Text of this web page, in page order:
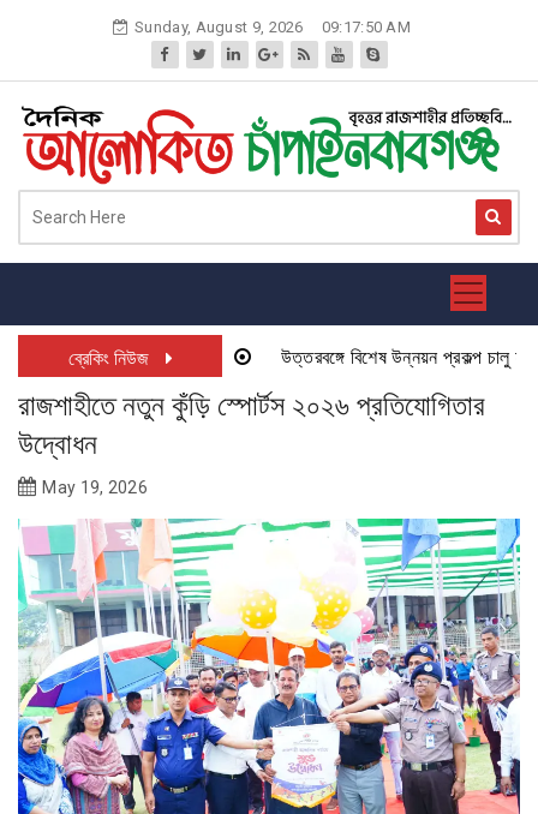
Sunday, August 9, 2026 09:17:50 AM
ব্রেকিং নিউজ উত্তরবঙ্গে বিশেষ উন্নয়ন প্রকল্প চালু হতে
রাজশাহীতে নতুন কুঁড়ি স্পোর্টস ২০২৬ প্রতিযোগিতার
উদ্বোধন
May 19, 2026